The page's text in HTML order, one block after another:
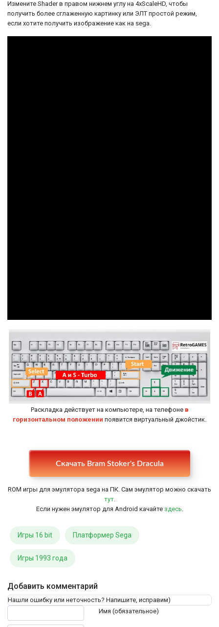
классической литературы и любителей
хоррор-игр. Она позволяет погрузиться в
мрачный и зловещий мир романа и
Измените Shader в правом нижнем углу на 4xScaleHD, чтобы
получить более сглаженную картинку или ЭЛТ простой режим,
если хотите получить изображение как на sega.
Раскладка действует на компьютере, на телефоне в
горизонтальном положении появится виртуальный джойстик.
Скачать Bram Stoker's Dracula
ROM игры для эмулятора sega на ПК. Сам эмулятор можно скачать
тут.
Если нужен эмулятор для Android качайте здесь.
Игры 16 bit Платформер Sega
Игры 1993 года
Добавить комментарий
Нашли ошибку или неточность? Напишите, исправим)
Имя (обязательное)